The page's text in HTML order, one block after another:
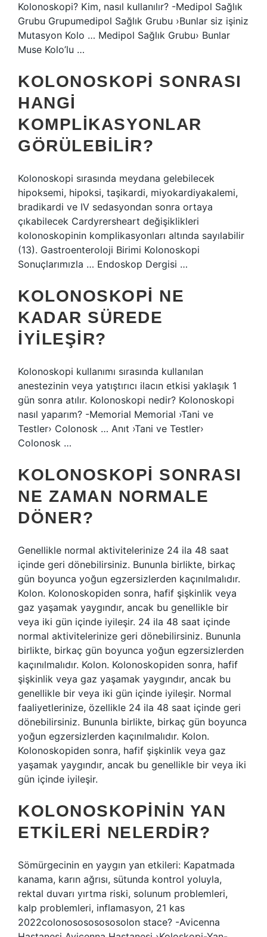
Kolonoskopi? Kim, nasıl kullanılır? -Medipol Sağlık
Grubu Grupumedipol Sağlık Grubu ›Bunlar siz işiniz
Mutasyon Kolo … Medipol Sağlık Grubu› Bunlar
Muse Kolo’lu …
KOLONOSKOPI SONRASI
HANGI
KOMPLIKASYONLAR
GÖRÜLEBILIR?
Kolonoskopi sırasında meydana gelebilecek
hipoksemi, hipoksi, taşikardi, miyokardiyakalemi,
bradikardi ve IV sedasyondan sonra ortaya
çıkabilecek Cardyrersheart değişiklikleri
kolonoskopinin komplikasyonları altında sayılabilir
(13). Gastroenteroloji Birimi Kolonoskopi
Sonuçlarımızla … Endoskop Dergisi …
KOLONOSKOPI NE
KADAR SÜREDE
IYILEŞIR?
Kolonoskopi kullanımı sırasında kullanılan
anestezinin veya yatıştırıcı ilacın etkisi yaklaşık 1
gün sonra atılır. Kolonoskopi nedir? Kolonoskopi
nasıl yaparım? -Memorial Memorial ›Tani ve
Testler› Colonosk … Anıt ›Tani ve Testler›
Colonosk …
KOLONOSKOPI SONRASI
NE ZAMAN NORMALE
DÖNER?
Genellikle normal aktivitelerinize 24 ila 48 saat
içinde geri dönebilirsiniz. Bununla birlikte, birkaç
gün boyunca yoğun egzersizlerden kaçınılmalıdır.
Kolon. Kolonoskopiden sonra, hafif şişkinlik veya
gaz yaşamak yaygındır, ancak bu genellikle bir
veya iki gün içinde iyileşir. 24 ila 48 saat içinde
normal aktivitelerinize geri dönebilirsiniz. Bununla
birlikte, birkaç gün boyunca yoğun egzersizlerden
kaçınılmalıdır. Kolon. Kolonoskopiden sonra, hafif
şişkinlik veya gaz yaşamak yaygındır, ancak bu
genellikle bir veya iki gün içinde iyileşir. Normal
faaliyetlerinize, özellikle 24 ila 48 saat içinde geri
dönebilirsiniz. Bununla birlikte, birkaç gün boyunca
yoğun egzersizlerden kaçınılmalıdır. Kolon.
Kolonoskopiden sonra, hafif şişkinlik veya gaz
yaşamak yaygındır, ancak bu genellikle bir veya iki
gün içinde iyileşir.
KOLONOSKOPININ YAN
ETKILERI NELERDIR?
Sömürgecinin en yaygın yan etkileri: Kapatmada
kanama, karın ağrısı, sütunda kontrol yoluyla,
rektal duvarı yırtma riski, solunum problemleri,
kalp problemleri, inflamasyon, 21 kas
2022colonosososososolon stace? -Avicenna